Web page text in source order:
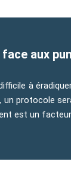
aux
à
protocole
est un